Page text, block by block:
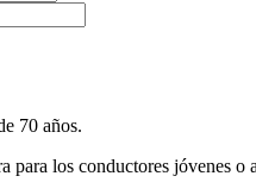
70 años.
para los conductores jóvenes o